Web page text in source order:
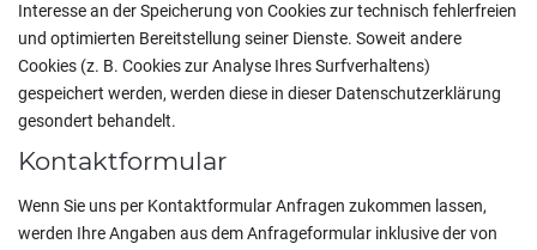
Interesse an der Speicherung von Cookies zur technisch fehlerfreien
und optimierten Bereitstellung seiner Dienste. Soweit andere
Cookies (z. B. Cookies zur Analyse Ihres Surfverhaltens)
gespeichert werden, werden diese in dieser Datenschutzerklärung
gesondert behandelt.
Kontaktformular
Wenn Sie uns per Kontaktformular Anfragen zukommen lassen,
werden Ihre Angaben aus dem Anfrageformular inklusive der von